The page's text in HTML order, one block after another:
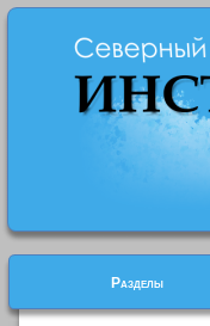
Разделы